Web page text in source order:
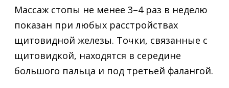
Массаж стопы не менее 3–4 раз в неделю
показан при любых расстройствах
щитовидной железы. Точки, связанные с
щитовидкой, находятся в середине
большого пальца и под третьей фалангой.